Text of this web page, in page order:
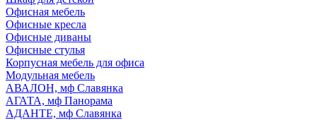
Офисная мебель
Офисные кресла
Офисные диваны
Офисные стулья
Корпусная мебель для офиса
Модульная мебель
АВАЛОН, мф Славянка
АГАТА, мф Панорама
АДАНТЕ, мф Славянка